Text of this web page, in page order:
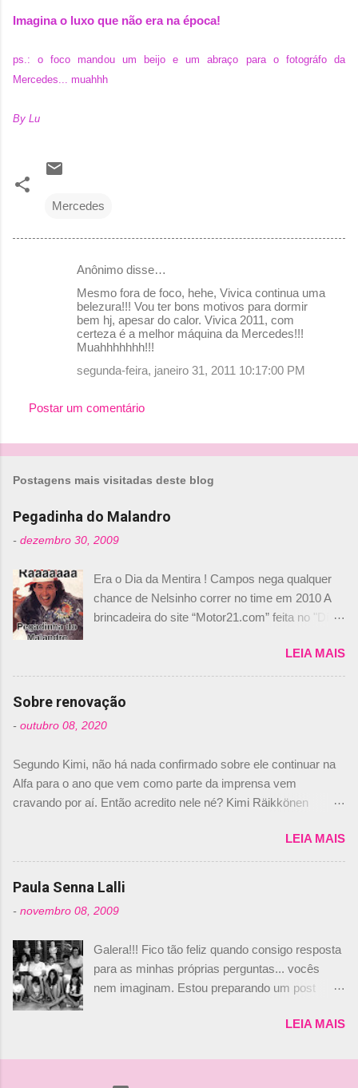
Imagina o luxo que não era na época!
ps.: o foco mandou um beijo e um abraço para o fotográfo da
Mercedes... muahhh
By Lu
Mercedes
á
i
o
Anônimo disse…
Mesmo fora de foco, hehe, Vivica continua uma
belezura!!! Vou ter bons motivos para dormir
bem hj, apesar do calor. Vivica 2011, com
certeza é a melhor máquina da Mercedes!!!
Muahhhhhhh!!!
segunda-feira, janeiro 31, 2011 10:17:00 PM
Postar um comentário
Postagens mais visitadas deste blog
Pegadinha do Malandro
- dezembro 30, 2009
Era o Dia da Mentira ! Campos nega qualquer
chance de Nelsinho correr no time em 2010 A
brincadeira do site “Motor21.com” feita no "Día
de abril –, afirmando que Nelson Piquet havia
comprado 15% das ações da Campos, dando,
com isso, um lugar no time a Nelsinho Piquet,
foi esclarecida de uma vez por todas por
Daniele Audetto, diretor da escuderia. O
não será o companheiro de Bruno Senna em
2010. "Na verdade, nós recebemos uma oferta
de Piquet", admitiu Audetto. “Mas depois de ter
dois brasileiros”, explicou, dizendo ainda que
não tem nada contra o filho do tricampeão
Nelson Piquet. “Ele é um bom piloto, rápido e
experiente.” Audetto disse ainda que a suposta
não corresponde à realidade. “O suposto 15%
de investimento seria menor do que aquilo que
outros pilotos podem trazer: italianos, r...
LEIA MAIS
Sobre renovação
- outubro 08, 2020
Segundo Kimi, não há nada confirmado sobre ele continuar na
Alfa para o ano que vem como parte da imprensa vem
cravando por aí. Então acredito nele né? Kimi Räikkönen
truth but I’ve never had an option in my contract so that’s
should, pretty much, tell you that it’s not true." #Kimi7 #EifelGP
#AlfaRomeoRacing pic.twitter.com/77EDVn39Ia — Kimi
Romain falando sobre o fato do Iceman estar há tantos anos na
@RGrosjean ! #EifelGP 🇩🇪 #F1
pic.twitter.com/GSAu1LWnwW — Formula 1 (@F1) October 8,
2020 Beijinhos, Ludy
LEIA MAIS
Paula Senna Lalli
- novembro 08, 2009
Galera!!! Fico tão feliz quando consigo resposta
para as minhas próprias perguntas... vocês
nem imaginam. Estou preparando um post
nunca falei sobre ela, aqui no Octeto. No meio
aqui: Na época, rendeu um burburinho, porque
LEIA MAIS